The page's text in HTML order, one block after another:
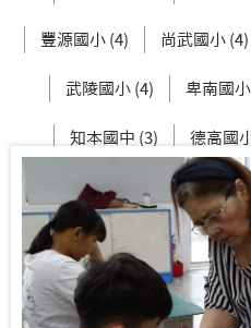
豐源國小 (4) 尚武國小 (4)
武陵國小 (4) 卑南國
知本國中 (3) 德高國
土坂國小 (2) 蘭